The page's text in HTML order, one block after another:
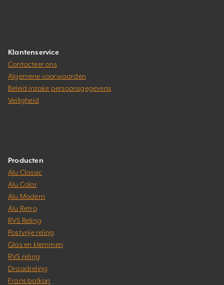
Klantenservice
Contacteer ons
Algemene voorwaarden
Beleid inzake persoonsgegevens
Veiligheid
Producten
Alu Classic
Alu Color
Alu Modern
Alu Retro
RVS Reling
Postvrije reling
Glas en klemmen
RVS reling
Draadreling
Frans balkon